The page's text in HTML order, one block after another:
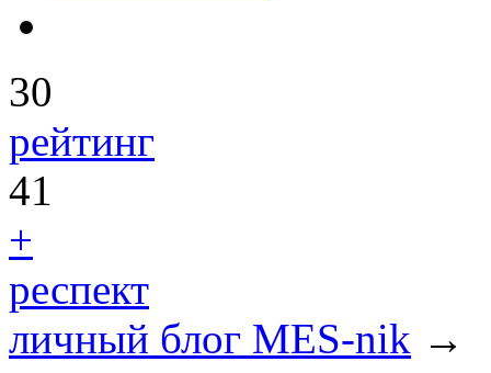
30
рейтинг
41
+
респект
личный блог MES-nik →